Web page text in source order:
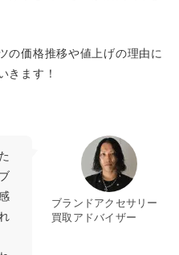
の価格推移や値上げの理由に
きます！
ブランドアクセサリー
買取アドバイザー